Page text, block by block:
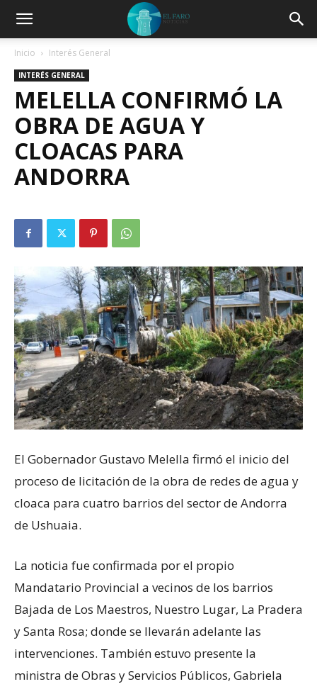
Inicio Interés General
INTERÉS GENERAL
MELELLA CONFIRMÓ LA
OBRA DE AGUA Y
CLOACAS PARA
ANDORRA
El Gobernador Gustavo Melella firmó el inicio del
proceso de licitación de la obra de redes de agua y
cloaca para cuatro barrios del sector de Andorra
de Ushuaia.
La noticia fue confirmada por el propio
Mandatario Provincial a vecinos de los barrios
Bajada de Los Maestros, Nuestro Lugar, La Pradera
y Santa Rosa; donde se llevarán adelante las
intervenciones. También estuvo presente la
ministra de Obras y Servicios Públicos, Gabriela